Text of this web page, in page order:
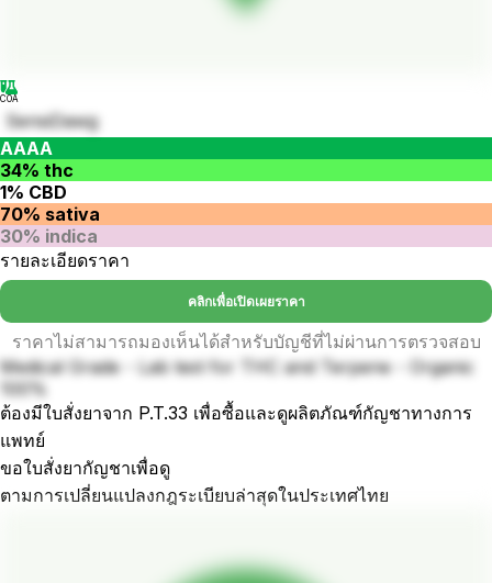
COA
SensiDawg
AAAA
34% thc
1% CBD
70% sativa
30% indica
รายละเอียดราคา
คลิกเพื่อเปิดเผยราคา
ราคาไม่สามารถมองเห็นได้สำหรับบัญชีที่ไม่ผ่านการตรวจสอบ
Medical Grade - Lab test for THC and Terpene - Organic
100%
ต้องมีใบสั่งยาจาก P.T.33 เพื่อซื้อและดูผลิตภัณฑ์กัญชาทางการ
แพทย์
ขอใบสั่งยากัญชาเพื่อดู
ตามการเปลี่ยนแปลงกฎระเบียบล่าสุดในประเทศไทย